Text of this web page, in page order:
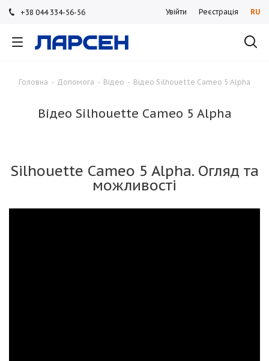
+38 044 334-56-56
+38 044 334-56-56
Увійти Реєстрація RU
Головна - Допомога - Відео - Відео Silhouette Cameo 5 Alpha
Відео Silhouette Cameo 5 Alpha
Silhouette Cameo 5 Alpha. Огляд та
можливості